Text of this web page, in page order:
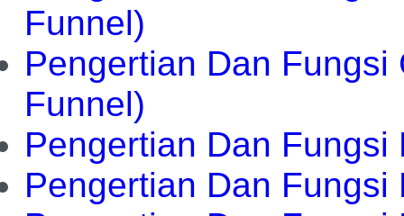
Funnel)
Pengertian Dan
Funnel)
Pengertian Dan Fungsi
Pengertian Dan Fungsi